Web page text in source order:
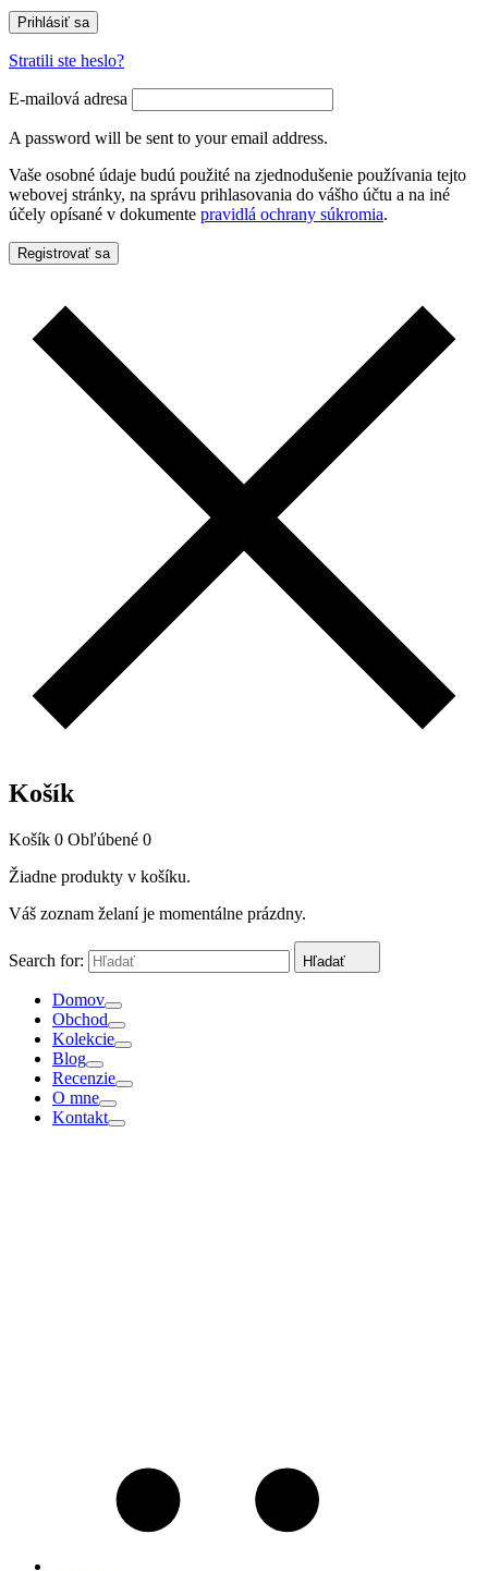
Prihlásiť sa
Stratili ste heslo?
E-mailová adresa
A password will be sent to your email address.
Vaše osobné údaje budú použité na zjednodušenie používania tejto
webovej stránky, na správu prihlasovania do vášho účtu a na iné
účely opísané v dokumente pravidlá ochrany súkromia.
Registrovať sa
Košík
Košík 0 Obľúbené 0
Žiadne produkty v košíku.
Váš zoznam želaní je momentálne prázdny.
Search for: Hľadať
Domov
Obchod
Kolekcie
Blog
Recenzie
O mne
Kontakt